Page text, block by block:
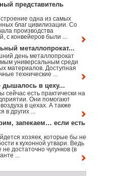
представитель
одна из самых
благ цивилизации. Со
производства
с конвейеров были ...
металлопрокат...
день металлопрокат
универсальным среди
материалов. Доступная
технические ...
дышалось в цеху...
сейчас есть практически на
Они помогают
в цехах. А также
в других ...
запекаем… если есть
хозяек, которые бы не
к кухонной утвари. Ведь
не достаточно чугунков (в
...